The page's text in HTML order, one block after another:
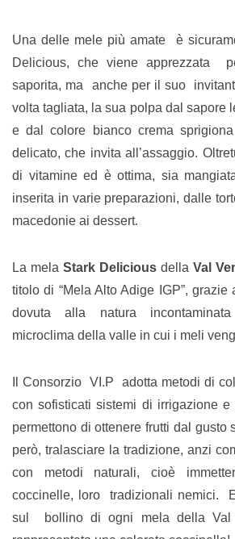
Una delle mele più amate è
Delicious, che viene apprezzata
saporita, ma anche per il suo
volta tagliata, la sua polpa dal sapore
e dal colore bianco crema
delicato, che invita all’assaggio.
di vitamine ed è ottima, sia
inserita in varie preparazioni, dalle
macedonie ai dessert.
La mela Stark Delicious della Val
titolo di “Mela Alto Adige IGP”,
dovuta alla natura
microclima della valle in cui i meli
Il Consorzio VI.P adotta metodi di
con sofisticati sistemi di irrigazione
permettono di ottenere frutti dal gusto
però, tralasciare la tradizione, anzi
con metodi naturali, cioè
coccinelle, loro tradizionali nemici.
sul bollino di ogni mela della Val